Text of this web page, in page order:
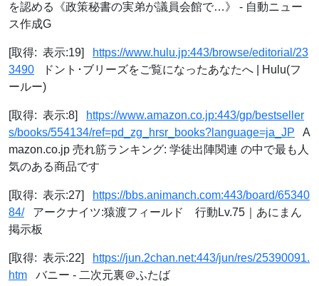
を認める《政策秘書の実弟が議員会館で…》 - 自動ニュー
ス作成G
[取得: 表示:19]
https://www.hulu.jp:443/browse/editorial/23
3490 ドント･ブリーズをご覧になったあなたへ | Hulu(フ
ールー)
[取得: 表示:8]
https://www.amazon.co.jp:443/gp/bestseller
s/books/554134/ref=pd_zg_hrsr_books?language=ja_JP A
mazon.co.jp 売れ筋ランキング: 学徒出陣関連 の中で最も人
気のある商品です
[取得: 表示:27]
https://bbs.animanch.com:443/board/65340
84/アークナイツ:猿渡フィールド 行動Lv.75｜あにまん
掲示板
[取得: 表示:22]
https://jun.2chan.net:443/jun/res/25390091.
htm バニー - 二次元裏＠ふたば